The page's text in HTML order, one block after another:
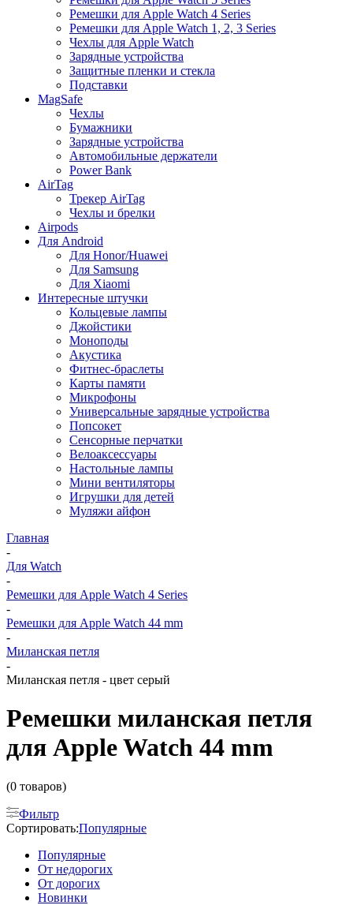
Ремешки для Apple Watch 4 Series
Ремешки для Apple Watch 1, 2, 3 Series
Чехлы для Apple Watch
Зарядные устройства
Защитные пленки и стекла
Подставки
MagSafe
Чехлы
Бумажники
Зарядные устройства
Автомобильные держатели
Power Bank
AirTag
Трекер AirTag
Чехлы и брелки
Airpods
Для Android
Для Honor/Huawei
Для Samsung
Для Xiaomi
Интересные штучки
Кольцевые лампы
Джойстики
Моноподы
Акустика
Фитнес-браслеты
Карты памяти
Микрофоны
Универсальные зарядные устройства
Попсокет
Сенсорные перчатки
Велоаксессуары
Настольные лампы
Мини вентиляторы
Игрушки для детей
Муляжи айфон
Главная
-
Для Watch
-
Ремешки для Apple Watch 4 Series
-
Ремешки для Apple Watch 44 mm
-
Миланская петля
-
Миланская петля - цвет серый
Ремешки миланская петля
для Apple Watch 44 mm
(0 товаров)
Фильтр
Сортировать:Популярные
Популярные
От недорогих
От дорогих
Новинки